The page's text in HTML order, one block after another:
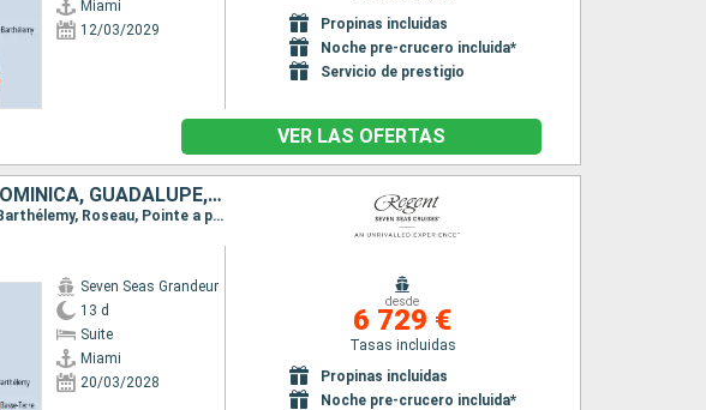
Miami
12/03/2029
Propinas incluidas
Noche pre-crucero incluida*
Servicio de prestigio
VER LAS OFERTAS
REPÚBLICA DOMINICANA, PORTO RICO, FRANCIA, DOMINICA, GUADALUPE, SAN VINCENT Y LAS GRANADINAS, ESTADOS UNIDOS
Itinerario : Miami, Puerto Plata, Cayo Levantado, San Juan, Santo Barthélemy, Roseau, Pointe a pitre(Guadalupe), Basse-Terre, Bequia, Miami
Seven Seas Grandeur
13 d
Suite
Miami
20/03/2028
desde
6 729 €
Tasas incluidas
Propinas incluidas
Noche pre-crucero incluida*